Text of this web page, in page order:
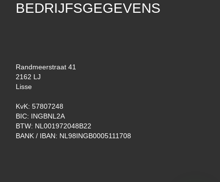
BEDRIJFSGEGEVENS
Randmeerstraat 41
2162 LJ
Lisse
KvK: 57807248
BIC: INGBNL2A
BTW: NL001972048B22
BANK / IBAN: NL98INGB0005111708